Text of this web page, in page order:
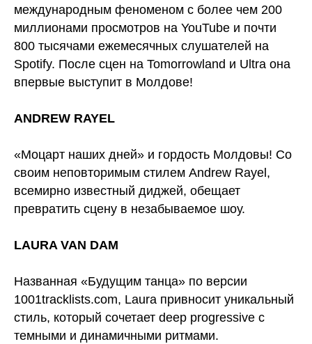
международным феноменом с более чем 200
миллионами просмотров на YouTube и почти
800 тысячами ежемесячных слушателей на
Spotify. После сцен на Tomorrowland и Ultra она
впервые выступит в Молдове!
ANDREW RAYEL
«Моцарт наших дней» и гордость Молдовы! Со
своим неповторимым стилем Andrew Rayel,
всемирно известный диджей, обещает
превратить сцену в незабываемое шоу.
LAURA VAN DAM
Названная «Будущим танца» по версии
1001tracklists.com, Laura привносит уникальный
стиль, который сочетает deep progressive с
темными и динамичными ритмами.